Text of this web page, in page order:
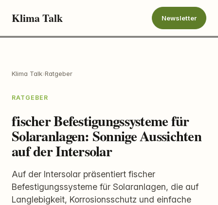
Klima Talk Newsletter
Klima Talk›Ratgeber
RATGEBER
fischer Befestigungssysteme für
Solaranlagen: Sonnige Aussichten
auf der Intersolar
Auf der Intersolar präsentiert fischer
Befestigungssysteme für Solaranlagen, die auf
Langlebigkeit, Korrosionsschutz und einfache